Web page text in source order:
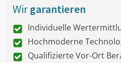
Wirgarantieren
Individuelle
Hochmoderne
Qualifizierte Vor-Ort